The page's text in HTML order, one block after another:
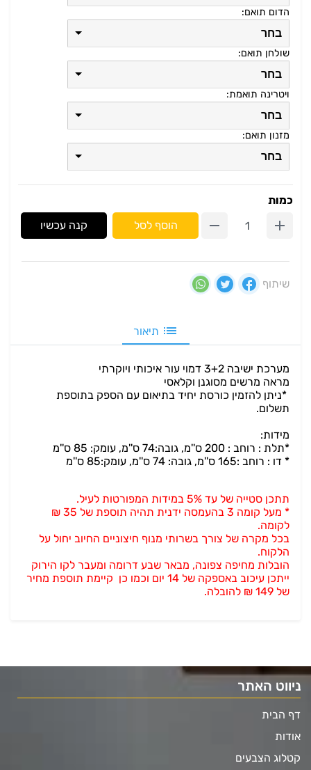
הדום תואם:
בחר
שולחן תואם:
בחר
ויטרינה תואמת:
בחר
מזנון תואם:
בחר
כמות
הוסף לסל
קנה עכשיו
שיתוף
תיאור
מערכת ישיבה 3+2 דמוי עור איכותי ויוקרתי
מראה מרשים מסוגנן וקלאסי
*ניתן להזמין כורסת יחיד בתיאום עם הספק בתוספת
תשלום.
מידות:
*תלת : רוחב : 200 ס''מ, גובה:74 ס''מ, עומק: 85 ס''מ
* דו : רוחב :165 ס''מ, גובה: 74 ס''מ, עומק:85 ס''מ
תתכן סטייה של עד 5% במידות המפורטות לעיל.
* מעל קומה 3 בהעמסה ידנית תהיה תוספת של 35 ₪
לקומה.
בכל מקרה של צורך בשרותי מנוף חיצוניים החיוב יחול על
הלקוח.
הובלות מחיפה צפונה, מבאר שבע דרומה ומעבר לקו הירוק
ייתכן עיכוב באספקה של 14 יום וכמו כן קיימת תוספת מחיר
של 149 ₪ להובלה.
ניווט האתר
דף הבית
אודות
קטלוג הצבעים